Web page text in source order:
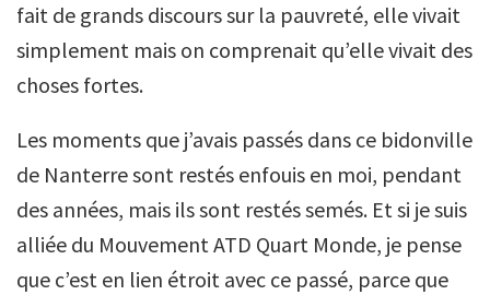
fait de grands discours sur la pauvreté, elle vivait
simplement mais on comprenait qu’elle vivait des
choses fortes.
Les moments que j’avais passés dans ce bidonville
de Nanterre sont restés enfouis en moi, pendant
des années, mais ils sont restés semés. Et si je suis
alliée du Mouvement ATD Quart Monde, je pense
que c’est en lien étroit avec ce passé, parce que